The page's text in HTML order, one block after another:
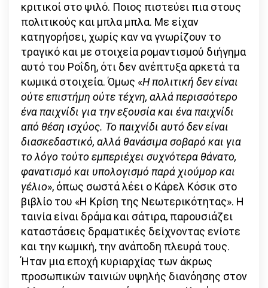
κριτικοί στο ψιλό. Ποιος πιστεύει πια στους
πολιτικούς και μπλα μπλα. Με είχαν
κατηγορήσει, χωρίς καν να γνωρίζουν το
τραγικό και με στοιχεία ρομαντισμού διήγημα
αυτό του Ροΐδη, ότι δεν ανέπτυξα αρκετά τα
κωμικά στοιχεία. Όμως «Η πολιτική δεν είναι
ούτε επιστήμη ούτε τέχνη, αλλά περισσότερο
ένα παιχνίδι για την εξουσία και ένα παιχνίδι
από θέση ισχύος. Το παιχνίδι αυτό δεν είναι
διασκεδαστικό, αλλά θανάσιμα σοβαρό και για
το λόγο τούτο εμπεριέχει συχνότερα θάνατο,
φανατισμό και υπολογισμό παρά χιούμορ και
γέλιο», όπως σωστά λέει ο Κάρελ Κόσικ στο
βιβλίο του «Η Κρίση της Νεωτερικότητας». Η
ταινία είναι δράμα και σάτιρα, παρουσιάζει
καταστάσεις δραματικές δείχνοντας ενίοτε
και την κωμική, την ανάποδη πλευρά τους.
Ήταν μια εποχή κυριαρχίας των άκρως
προσωπικών ταινιών υψηλής διανόησης στον